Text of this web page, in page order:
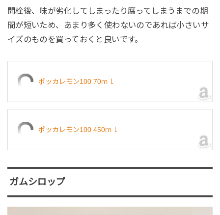
開栓後、味が劣化してしまったり腐ってしまうまでの期
間が短いため、あまり多く使わないのであれば小さいサ
イズのものを買っておくと良いです。
ポッカレモン100 70ｍｌ
ポッカレモン100 450ｍｌ
ガムシロップ